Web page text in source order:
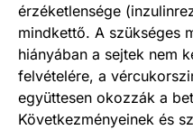
érzéketlensége
mindkettő. A szükséges
hiányában a sejtek nem
felvételére, a
együttesen okozzák a
Következményeinek és